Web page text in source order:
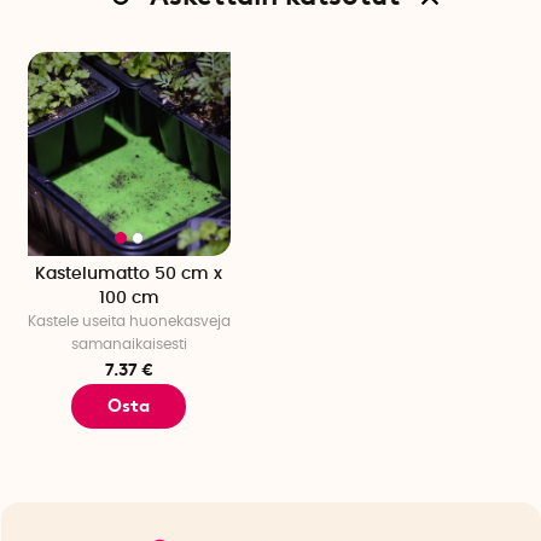
Kastelumatto 50 cm x
100 cm
Kastele useita huonekasveja
samanaikaisesti
7.37 €
Osta